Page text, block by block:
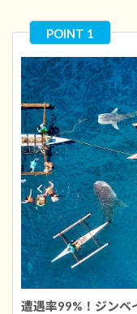
遭遇率99%！ジンベ